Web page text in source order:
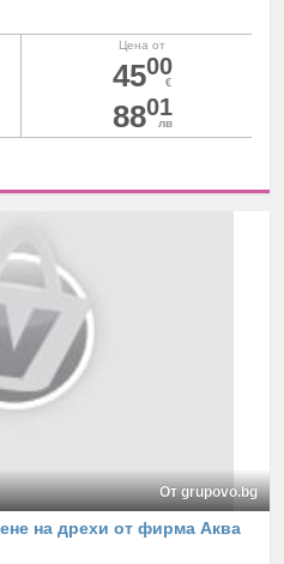
Цена от
4500
€
8801
лв
От grupovo.bg
на дрехи от фирма Аква